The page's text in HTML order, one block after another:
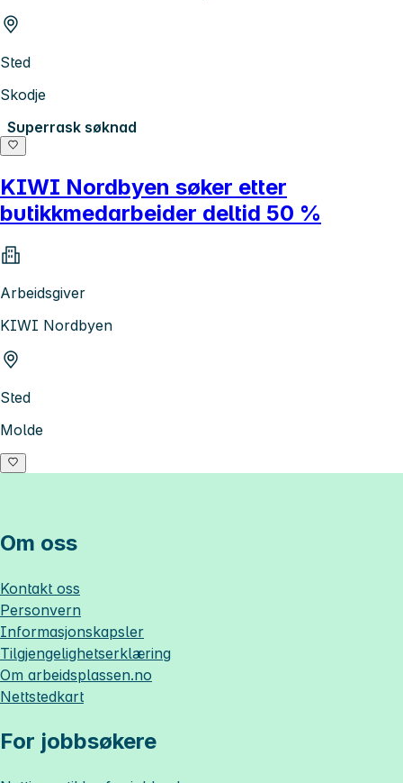
Sted
Skodje
Superrask søknad
KIWI Nordbyen søker etter
butikkmedarbeider deltid 50 %
Arbeidsgiver
KIWI Nordbyen
Sted
Molde
Om oss
Kontakt oss
Personvern
Informasjonskapsler
Tilgjengelighetserklæring
Om arbeidsplassen.no
Nettstedkart
For jobbsøkere